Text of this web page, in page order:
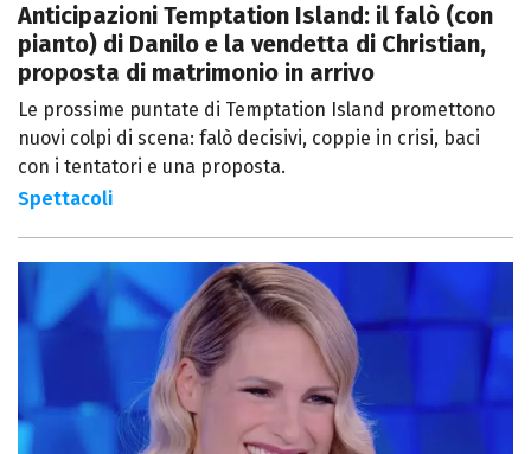
Anticipazioni Temptation Island: il falò (con
pianto) di Danilo e la vendetta di Christian,
proposta di matrimonio in arrivo
Le prossime puntate di Temptation Island promettono
nuovi colpi di scena: falò decisivi, coppie in crisi, baci
con i tentatori e una proposta.
Spettacoli